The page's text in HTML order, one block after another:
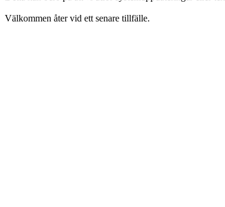
Välkommen åter vid ett senare tillfälle.